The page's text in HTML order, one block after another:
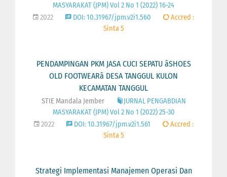
MASYARAKAT (JPM) Vol 2 No 1 (2022) 16-24
2022
DOI: 10.31967/jpm.v2i1.560
Accred :
Sinta 5
PENDAMPINGAN PKM JASA CUCI SEPATU âSHOES
OLD FOOTWEARâ DESA TANGGUL KULON
KECAMATAN TANGGUL
STIE Mandala Jember
JURNAL PENGABDIAN
MASYARAKAT (JPM) Vol 2 No 1 (2022) 25-30
2022
DOI: 10.31967/jpm.v2i1.561
Accred :
Sinta 5
Strategi Implementasi Manajemen Operasi Dan